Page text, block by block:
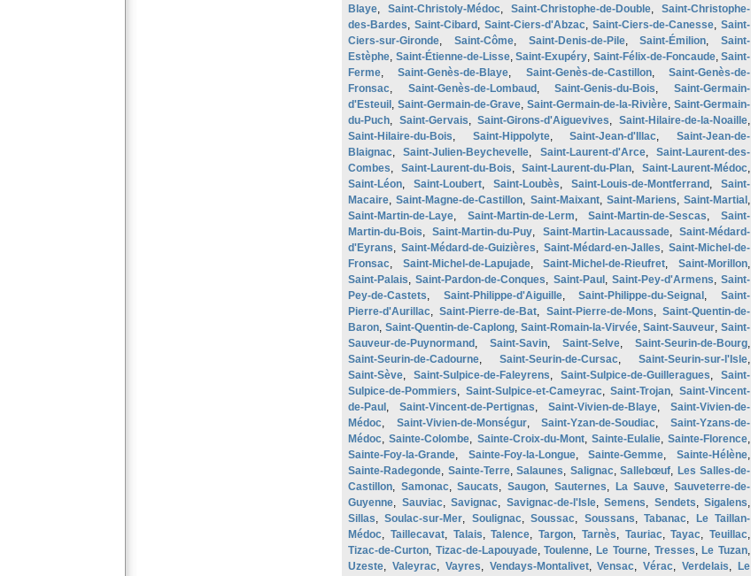
Blaye, Saint-Christoly-Médoc, Saint-Christophe-de-Double, Saint-Christophe-
des-Bardes, Saint-Cibard , Saint-Ciers-d'Abzac, Saint-Ciers-de-Canesse, Saint-
Ciers-sur-Gironde, Saint-Côme, Saint-Denis-de-Pile,Saint-Émilion, Saint-
Estèphe, Saint-Étienne-de-Lisse, Saint-Exupéry, Saint-Félix-de-Foncaude, Saint-
Ferme,Saint-Genès-de-Blaye, Saint-Genès-de-Castillon,Saint-Genès-de-
Fronsac, Saint-Genès-de-Lombaud ,Saint-Genis-du-Bois,Saint-Germain-
d'Esteuil , Saint-Germain-de-Grave, Saint-Germain-de-la-Rivière, Saint-Germain-
du-Puch, Saint-Gervais,Saint-Girons-d'Aiguevives,Saint-Hilaire-de-la-Noaille,
Saint-Hilaire-du-Bois, Saint-Hippolyte,Saint-Jean-d'Illac,Saint-Jean-de-
Blaignac,Saint-Julien-Beychevelle, Saint-Laurent-d'Arce,Saint-Laurent-des-
Combes, Saint-Laurent-du-Bois,Saint-Laurent-du-Plan,Saint-Laurent-Médoc,
Saint-Léon, Saint-Loubert, Saint-Loubès, Saint-Louis-de-Montferrand , Saint-
Macaire,Saint-Magne-de-Castillon, Saint-Maixant, Saint-Mariens, Saint-Martial ,
Saint-Martin-de-Laye, Saint-Martin-de-Lerm,Saint-Martin-de-Sescas,Saint-
Martin-du-Bois,Saint-Martin-du-Puy, Saint-Martin-Lacaussade,Saint-Médard-
d'Eyrans, Saint-Médard-de-Guizières, Saint-Médard-en-Jalles, Saint-Michel-de-
Fronsac, Saint-Michel-de-Lapujade,Saint-Michel-de-Rieufret,Saint-Morillon,
Saint-Palais,Saint-Pardon-de-Conques, Saint-Paul , Saint-Pey-d'Armens, Saint-
Pey-de-Castets, Saint-Philippe-d'Aiguille,Saint-Philippe-du-Seignal ,Saint-
Pierre-d'Aurillac,Saint-Pierre-de-Bat, Saint-Pierre-de-Mons,Saint-Quentin-de-
Baron, Saint-Quentin-de-Caplong, Saint-Romain-la-Virvée,Saint-Sauveur, Saint-
Sauveur-de-Puynormand , Saint-Savin, Saint-Selve, Saint-Seurin-de-Bourg,
Saint-Seurin-de-Cadourne, Saint-Seurin-de-Cursac, Saint-Seurin-sur-l'Isle,
Saint-Sève, Saint-Sulpice-de-Faleyrens, Saint-Sulpice-de-Guilleragues, Saint-
Sulpice-de-Pommiers, Saint-Sulpice-et-Cameyrac,Saint-Trojan,Saint-Vincent-
de-Paul , Saint-Vincent-de-Pertignas, Saint-Vivien-de-Blaye, Saint-Vivien-de-
Médoc, Saint-Vivien-de-Monségur,Saint-Yzan-de-Soudiac,Saint-Yzans-de-
Médoc,Sainte-Colombe, Sainte-Croix-du-Mont, Sainte-Eulalie, Sainte-Florence,
Sainte-Foy-la-Grande, Sainte-Foy-la-Longue,Sainte-Gemme,Sainte-Hélène,
Sainte-Radegonde, Sainte-Terre, Salaunes, Salignac, Sallebœuf, Les Salles-de-
Castillon, Samonac,Saucats,Saugon, Sauternes, La Sauve,Sauveterre-de-
Guyenne, Sauviac, Savignac, Savignac-de-l'Isle, Semens, Sendets, Sigalens,
Sillas,Soulac-sur-Mer, Soulignac,Soussac, Soussans,Tabanac,
Le Taillan-
Médoc, Taillecavat, Talais,Talence, Targon, Tarnès, Tauriac,Tayac, Teuillac,
Tizac-de-Curton, Tizac-de-Lapouyade,Toulenne, Le Tourne, Tresses, Le Tuzan,
Uzeste, Valeyrac, Vayres, Vendays-Montalivet,Vensac,Vérac,Verdelais, Le